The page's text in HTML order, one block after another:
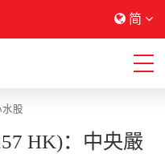
简
水股
HK)：中央嚴